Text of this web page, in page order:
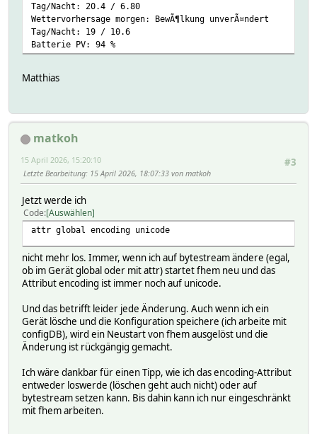
Tag/Nacht: 20.4 / 6.80
Wettervorhersage morgen: BewÃ¶lkung unverÃ¤ndert
Tag/Nacht: 19 / 10.6
Batterie PV: 94 %
Matthias
matkoh
#3
15 April 2026, 15:20:10
Letzte Bearbeitung: 15 April 2026, 18:07:33 von matkoh
Jetzt werde ich
Code Auswählen
attr global encoding unicode
nicht mehr los. Immer, wenn ich auf bytestream ändere (egal,
ob im Gerät global oder mit attr) startet fhem neu und das
Attribut encoding ist immer noch auf unicode.
Und das betrifft leider jede Änderung. Auch wenn ich ein
Gerät lösche und die Konfiguration speichere (ich arbeite mit
configDB), wird ein Neustart von fhem ausgelöst und die
Änderung ist rückgängig gemacht.
Ich wäre dankbar für einen Tipp, wie ich das encoding-Attribut
entweder loswerde (löschen geht auch nicht) oder auf
bytestream setzen kann. Bis dahin kann ich nur eingeschränkt
mit fhem arbeiten.